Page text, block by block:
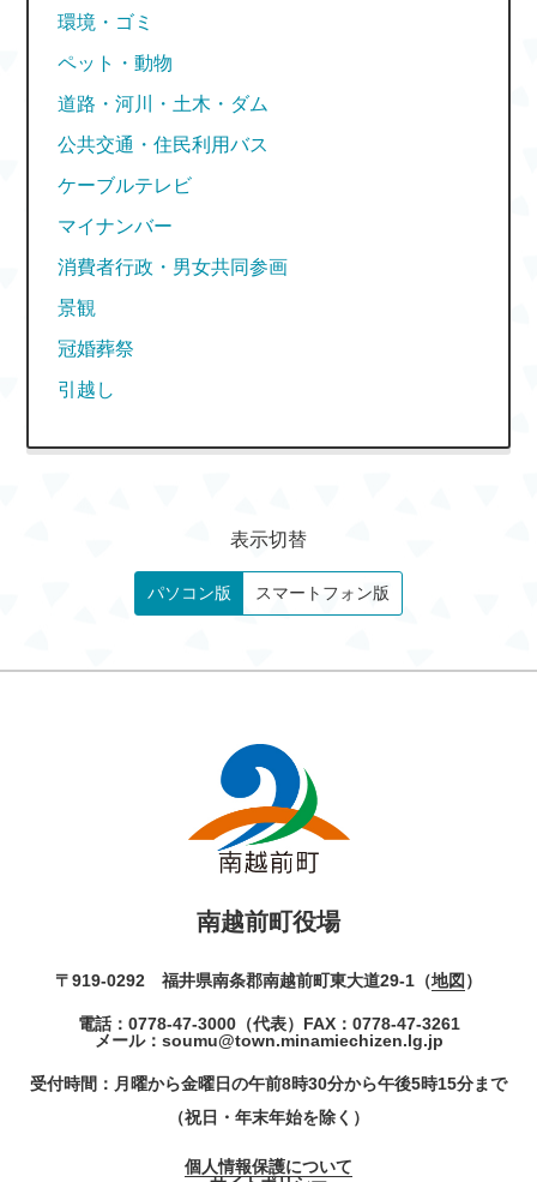
環境・ゴミ
ペット・動物
道路・河川・土木・ダム
公共交通・住民利用バス
ケーブルテレビ
マイナンバー
消費者行政・男女共同参画
景観
冠婚葬祭
引越し
表示切替
パソコン版 スマートフォン版
南越前町役場
〒919-0292 福井県南条郡南越前町東大道29-1（地図 ）
電話： 0778-47-3000（代表） FAX：0778-47-3261
メール： soumu@town.minamiechizen.lg.jp
受付時間：月曜から金曜日の午前8時30分から午後5時15分まで
（祝日・年末年始を除く）
個人情報保護について